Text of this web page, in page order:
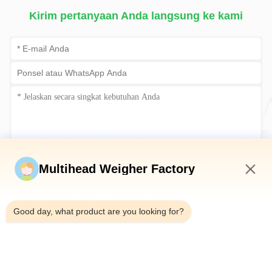
Kirim pertanyaan Anda langsung ke kami
Kirim sekarang
Multihead Weigher Factory
Good day, what product are you looking for?